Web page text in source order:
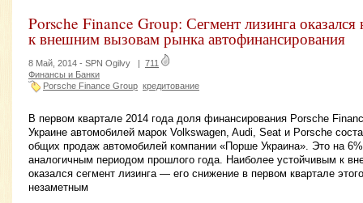
Porsche Finance Group: Сегмент лизинга
к внешним вызовам рынка автофинансирования
8 Май, 2014 - SPN Ogilvy | 711
Финансы и Банки
Porsche Finance Group кредитование
В первом квартале 2014 года доля финансирования Porsche
Украине автомобилей марок Volkswagen, Audi, Seat и Porsche
общих продаж автомобилей компании «Порше Украина». Это на
аналогичным периодом прошлого года. Наиболее устойчивым к
оказался сегмент лизинга — его снижение в первом квартале
незаметным